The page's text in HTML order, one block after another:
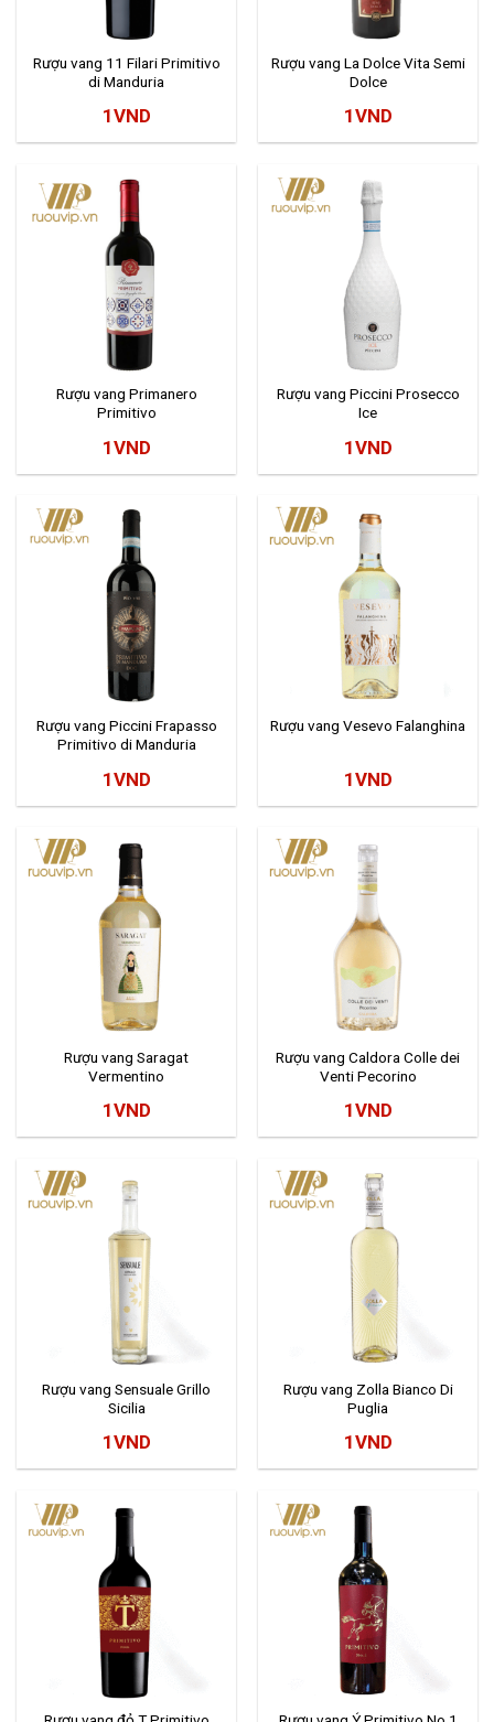
Rượu vang 11 Filari Primitivo
di Manduria
1VND
Rượu vang La Dolce Vita Semi
Dolce
1VND
Rượu vang Primanero
Primitivo
1VND
Rượu vang Piccini Prosecco
Ice
1VND
Rượu vang Piccini Frapasso
Primitivo di Manduria
1VND
Rượu vang Vesevo Falanghina
1VND
Rượu vang Saragat
Vermentino
1VND
Rượu vang Caldora Colle dei
Venti Pecorino
1VND
Rượu vang Sensuale Grillo
Sicilia
1VND
Rượu vang Zolla Bianco Di
Puglia
1VND